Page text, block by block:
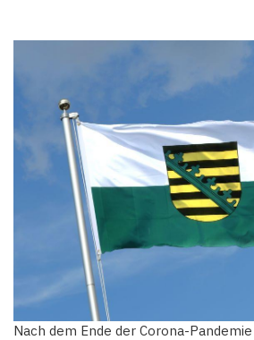
Nach dem Ende der Corona-